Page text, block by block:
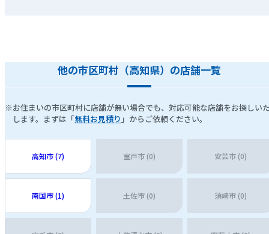
他の市区町村（高知県）の店舗一覧
※お住まいの市区町村に店舗が無い場合でも、対応可能な店舗をお探しい
します。まずは「無料お見積り 」からご依頼ください。
高知市 (7) 室戸市 (0) 安芸市 (0)
南国市 (1) 土佐市 (0) 須崎市 (0)